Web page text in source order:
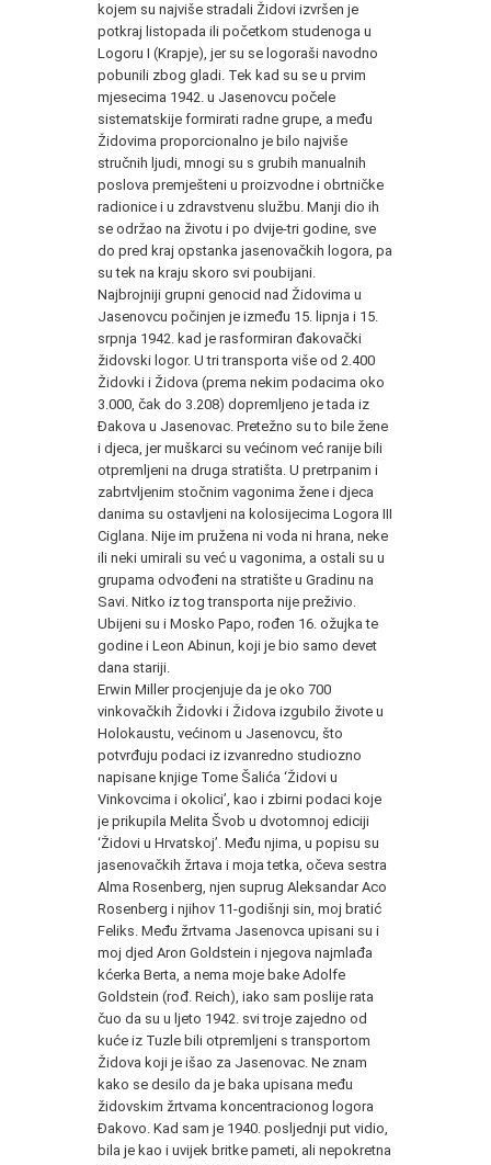
kojem su najviše stradali Židovi izvršen je
potkraj listopada ili početkom studenoga u
Logoru I (Krapje), jer su se logoraši navodno
pobunili zbog gladi. Tek kad su se u prvim
mjesecima 1942. u Jasenovcu počele
sistematskije formirati radne grupe, a među
Židovima proporcionalno je bilo najviše
stručnih ljudi, mnogi su s grubih manualnih
poslova premješteni u proizvodne i obrtničke
radionice i u zdravstvenu službu. Manji dio ih
se održao na životu i po dvije-tri godine, sve
do pred kraj opstanka jasenovačkih logora, pa
su tek na kraju skoro svi poubijani.
Najbrojniji grupni genocid nad Židovima u
Jasenovcu počinjen je između 15. lipnja i 15.
srpnja 1942. kad je rasformiran đakovački
židovski logor. U tri transporta više od 2.400
Židovki i Židova (prema nekim podacima oko
3.000, čak do 3.208) dopremljeno je tada iz
Đakova u Jasenovac. Pretežno su to bile žene
i djeca, jer muškarci su većinom već ranije bili
otpremljeni na druga stratišta. U pretrpanim i
zabrtvljenim stočnim vagonima žene i djeca
danima su ostavljeni na kolosijecima Logora III
Ciglana. Nije im pružena ni voda ni hrana, neke
ili neki umirali su već u vagonima, a ostali su u
grupama odvođeni na stratište u Gradinu na
Savi. Nitko iz tog transporta nije preživio.
Ubijeni su i Mosko Papo, rođen 16. ožujka te
godine i Leon Abinun, koji je bio samo devet
dana stariji.
Erwin Miller procjenjuje da je oko 700
vinkovačkih Židovki i Židova izgubilo živote u
Holokaustu, većinom u Jasenovcu, što
potvrđuju podaci iz izvanredno studiozno
napisane knjige Tome Šalića ‘Židovi u
Vinkovcima i okolici’, kao i zbirni podaci koje
je prikupila Melita Švob u dvotomnoj ediciji
‘Židovi u Hrvatskoj’. Među njima, u popisu su
jasenovačkih žrtava i moja tetka, očeva sestra
Alma Rosenberg, njen suprug Aleksandar Aco
Rosenberg i njihov 11-godišnji sin, moj bratić
Feliks. Među žrtvama Jasenovca upisani su i
moj djed Aron Goldstein i njegova najmlađa
kćerka Berta, a nema moje bake Adolfe
Goldstein (rođ. Reich), iako sam poslije rata
čuo da su u ljeto 1942. svi troje zajedno od
kuće iz Tuzle bili otpremljeni s transportom
Židova koji je išao za Jasenovac. Ne znam
kako se desilo da je baka upisana među
židovskim žrtvama koncentracionog logora
Đakovo. Kad sam je 1940. posljednji put vidio,
bila je kao i uvijek britke pameti, ali nepokretna